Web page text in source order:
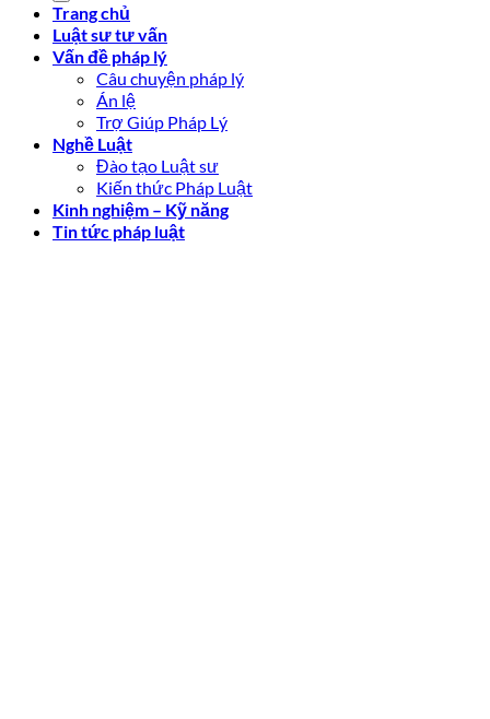
Trang chủ
Luật sư tư vấn
Vấn đề pháp lý
Câu chuyện pháp lý
Án lệ
Trợ Giúp Pháp Lý
Nghề Luật
Đào tạo Luật sư
Kiến thức Pháp Luật
Kinh nghiệm – Kỹ năng
Tin tức pháp luật